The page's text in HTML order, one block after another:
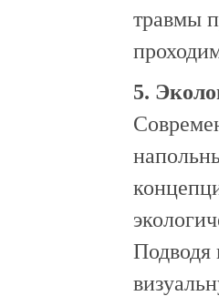
травмы
5.
Подводя